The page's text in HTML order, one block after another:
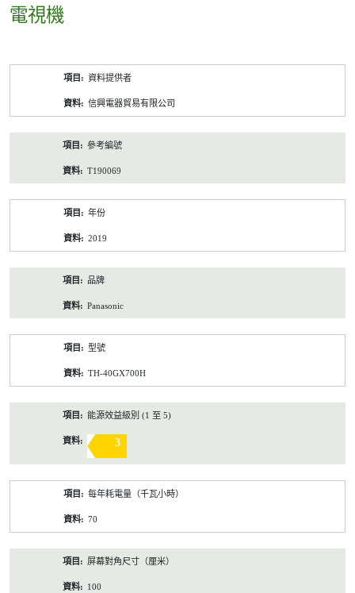
電視機
資料提供者
信興電器貿易有限公司
參考編號
T190069
年份
2019
品牌
Panasonic
型號
TH-40GX700H
能源效益級別 (1 至 5)
3
每年耗電量（千瓦小時）
70
屏幕對角尺寸（厘米）
100